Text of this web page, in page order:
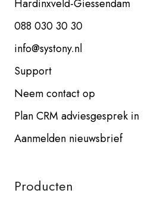
Hardinxveld-Giessendam
088 030 30 30
info@systony.nl
Support
Neem contact op
Plan CRM adviesgesprek in
Aanmelden nieuwsbrief
Producten